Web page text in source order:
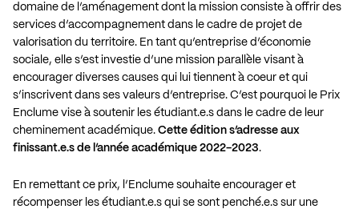
domaine de l’aménagement dont la mission consiste à offrir des
services d’accompagnement dans le cadre de projet de
valorisation du territoire. En tant qu’entreprise d’économie
sociale, elle s’est investie d’une mission parallèle visant à
encourager diverses causes qui lui tiennent à coeur et qui
s’inscrivent dans ses valeurs d’entreprise. C’est pourquoi le Prix
Enclume vise à soutenir les étudiant.e.s dans le cadre de leur
cheminement académique. Cette édition s’adresse aux
finissant.e.s de l’année académique 2022-2023.
En remettant ce prix, l’Enclume souhaite encourager et
récompenser les étudiant.e.s qui se sont penché.e.s sur une